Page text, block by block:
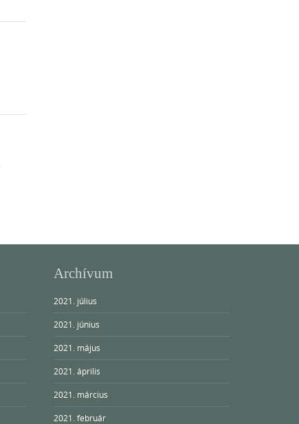
Archívum
2021. július
2021. június
2021. május
2021. április
2021. március
2021. február